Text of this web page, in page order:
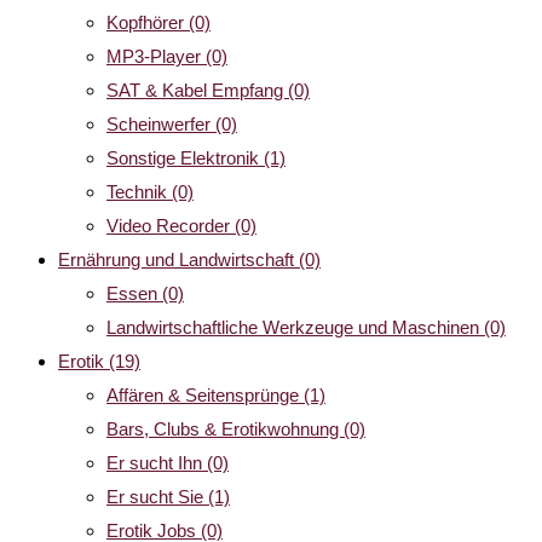
Kopfhörer (0)
MP3-Player (0)
SAT & Kabel Empfang (0)
Scheinwerfer (0)
Sonstige Elektronik (1)
Technik (0)
Video Recorder (0)
Ernährung und Landwirtschaft (0)
Essen (0)
Landwirtschaftliche Werkzeuge und Maschinen (0)
Erotik (19)
Affären & Seitensprünge (1)
Bars, Clubs & Erotikwohnung (0)
Er sucht Ihn (0)
Er sucht Sie (1)
Erotik Jobs (0)